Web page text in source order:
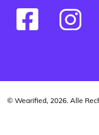
© Wearified, 2026. Alle